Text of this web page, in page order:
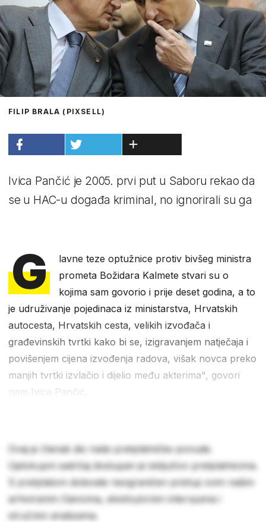
FILIP BRALA (PIXSELL)
Ivica Pančić je 2005. prvi put u Saboru rekao da
se u HAC-u događa kriminal, no ignorirali su ga
G
lavne teze optužnice protiv bivšeg ministra
prometa Božidara Kalmete stvari su o
kojima sam govorio i prije deset godina, a to
je udruživanje pojedinaca iz ministarstva, Hrvatskih
autocesta, Hrvatskih cesta, velikih izvođača i
građevinskih tvrtki kako bi se, izigravanjem natječaja i
povišenjem cijena izvođenja radova, višak novca preko
manjih tvrtki izvlačio i dijelio među akterima", govori
nam Ivica Pančić.
Ovaj je članak dio naše pretplatničke ponude.
Cjelokupni sadržaj dostupan je isključivo pretplatnicima.
S pretplatom dobivate neograničen pristup svim našim
arhiviranim člancima, ekskluzivnim intervjuima i
stručnim analizama.